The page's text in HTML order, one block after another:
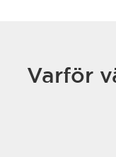
Varför